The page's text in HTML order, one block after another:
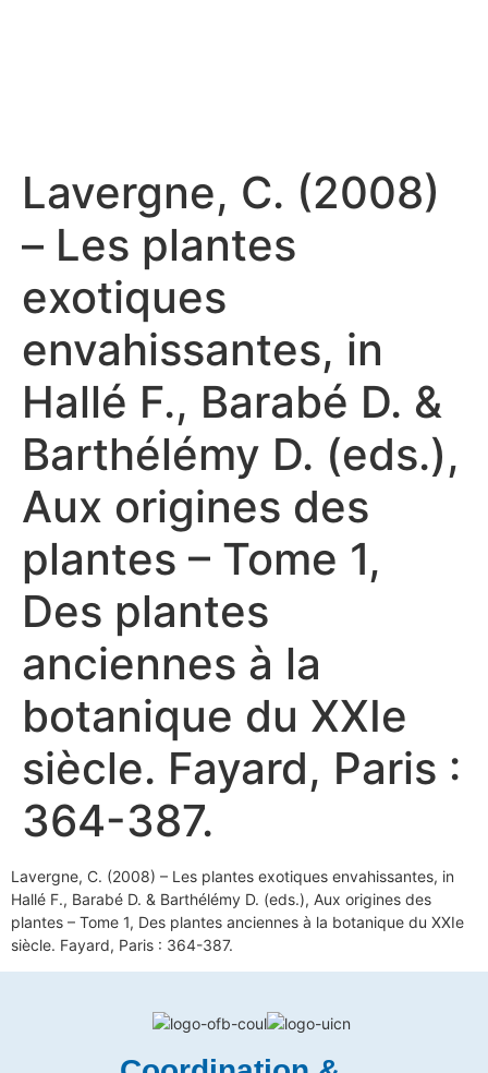
Lavergne, C. (2008)
– Les plantes
exotiques
envahissantes, in
Hallé F., Barabé D. &
Barthélémy D. (eds.),
Aux origines des
plantes – Tome 1,
Des plantes
anciennes à la
botanique du XXIe
siècle. Fayard, Paris :
364-387.
Lavergne, C. (2008) – Les plantes exotiques envahissantes, in
Hallé F., Barabé D. & Barthélémy D. (eds.), Aux origines des
plantes – Tome 1, Des plantes anciennes à la botanique du XXIe
siècle. Fayard, Paris : 364-387.